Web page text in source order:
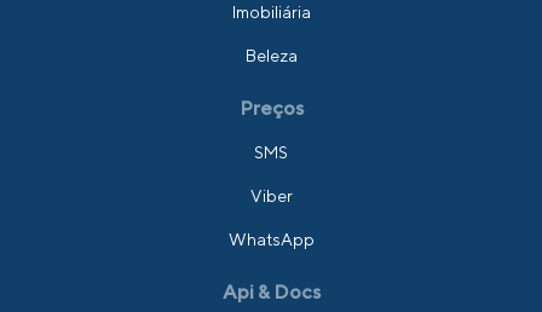
Imobiliária
Beleza
Preços
SMS
Viber
WhatsApp
Api & Docs